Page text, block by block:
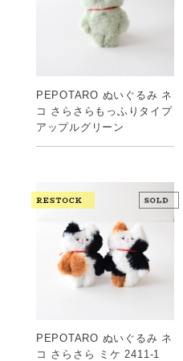
PEPOTARO ぬいぐるみ ネ
コ さらさらもっふりタイプ
アップルグリーン
PEPOTARO ぬいぐるみ ネ
コ さらさら ミケ 2411-1